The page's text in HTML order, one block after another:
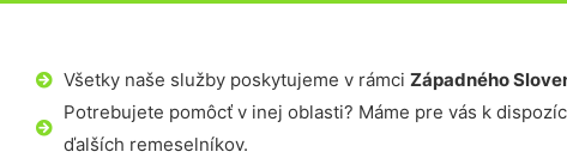
Všetky naše služby poskytujeme v rámci Západného
Potrebujete pomôcť v inej oblasti? Máme pre vás k
ďalších remeselníkov.